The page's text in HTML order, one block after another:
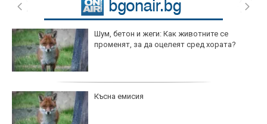
Шум, бетон и жеги: Как животните се
променят, за да оцелеят сред хората?
Късна емисия